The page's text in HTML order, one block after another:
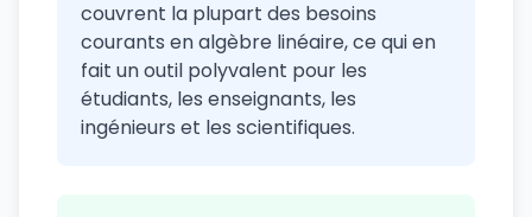
couvrent la plupart des besoins
courants en algèbre linéaire, ce qui en
fait un outil polyvalent pour les
étudiants, les enseignants, les
ingénieurs et les scientifiques.